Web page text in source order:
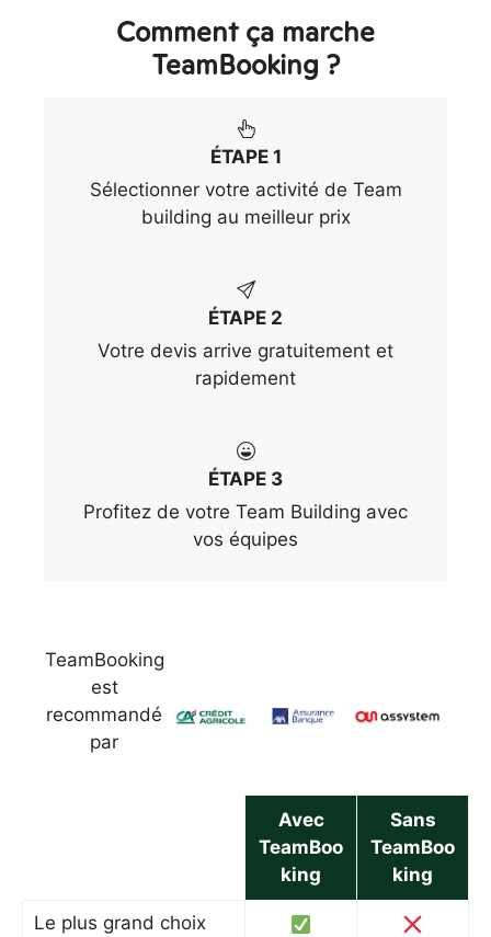
Comment ça marche
TeamBooking ?
ÉTAPE 1
Sélectionner votre activité de Team
building au meilleur prix
ÉTAPE 2
Votre devis arrive gratuitement et
rapidement
ÉTAPE 3
Profitez de votre Team Building avec
vos équipes
TeamBooking
est
recommandé
par
Avec
TeamBoo
king
Sans
TeamBoo
king
Le plus grand choix